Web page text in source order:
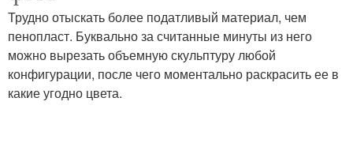
Трудно отыскать более податливый материал, чем
пенопласт. Буквально за считанные минуты из него
можно вырезать объемную скульптуру любой
конфигурации, после чего моментально раскрасить ее в
какие угодно цвета.